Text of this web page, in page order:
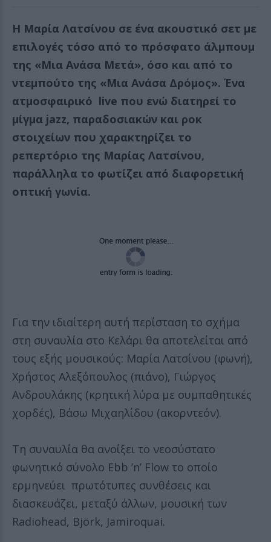
Η Μαρία Λατσίνου σε ένα ακουστικό σετ με
επιλογές τόσο από το πρόσφατο άλμπουμ
της «Μια Ανάσα Μετά», όσο και από το
ντεμπούτο της «Μια Ανάσα Δρόμος». Ένα
ατμοσφαιρικό live που ενώ διατηρεί το
μίγμα jazz, παραδοσιακών και ροκ
στοιχείων που χαρακτηρίζει το
ρεπερτόριο της Μαρίας Λατσίνου,
παράλληλα το φωτίζει από διαφορετική
οπτική γωνία.
Για την ιδιαίτερη αυτή περίσταση το σχήμα
στη συναυλία στο Κελάρι θα αποτελείται από
τους εξής μουσικούς: Μαρία Λατσίνου (φωνή),
Χρήστος Αλεξόπουλος (πιάνο), Γιώργος
Ανδρουλάκης (κρητική λύρα με συμπαθητικές
χορδές), Βάσω Μιχαηλίδου (ακορντεόν).
Τη συναυλία θα ανοίξει το νεοσύστατο
φωνητικό σύνολο Ebb ’n’ Flow το οποίο
ερμηνεύει πρωτότυπες συνθέσεις και
διασκευάζει, μεταξύ άλλων, μουσική των
Radiohead, Björk, Jamiroquai.